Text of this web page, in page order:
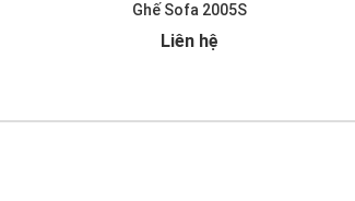
Ghế Sofa 2005S
Liên hệ